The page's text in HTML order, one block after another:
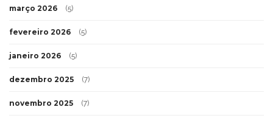
março 2026 (5)
fevereiro 2026 (5)
janeiro 2026 (5)
dezembro 2025 (7)
novembro 2025 (7)